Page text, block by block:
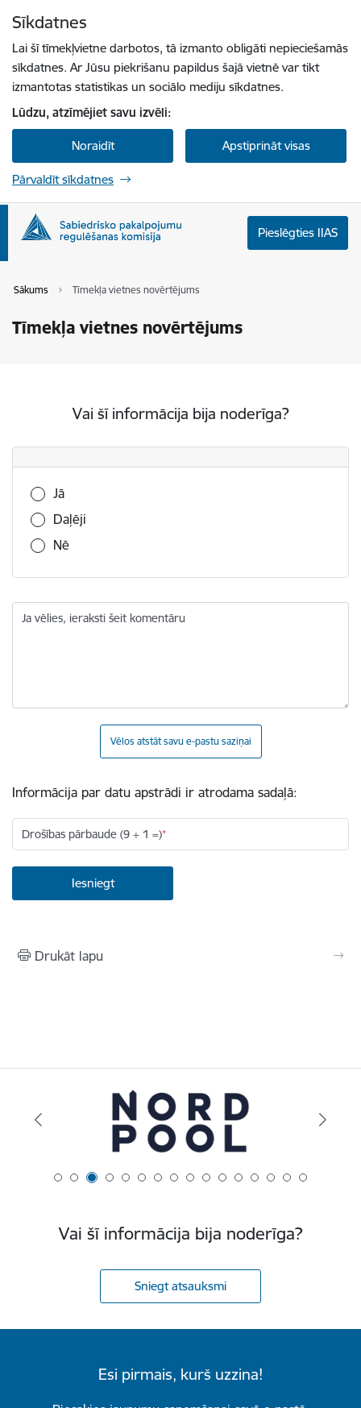
Sīkdatnes
Lai šī tīmekļvietne darbotos, tā izmanto obligāti nepieciešamās
sīkdatnes. Ar Jūsu piekrišanu papildus šajā vietnē var tikt
izmantotas statistikas un sociālo mediju sīkdatnes.
Lūdzu, atzīmējiet savu izvēli:
Noraidīt Apstiprināt visas
Pārvaldīt sīkdatnes
Pieslēgties IIAS
Sākums Tīmekļa vietnes novērtējums
Tīmekļa vietnes novērtējums
Vai šī informācija bija noderīga?
Vai šī informācija bija noderīga?
Jā
Daļēji
Nē
Ja vēlies, ieraksti šeit komentāru
Vēlos atstāt savu e-pastu saziņai
Informācija par datu apstrādi ir atrodama sadaļā:
Drošības pārbaude (9 + 1 =)
Drukāt lapu
Vai šī informācija bija noderīga?
Sniegt atsauksmi
Esi pirmais, kurš uzzina!